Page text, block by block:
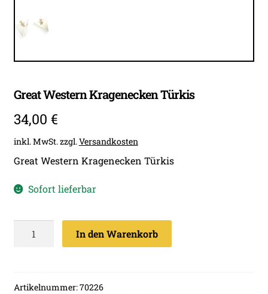
Great Western Kragenecken Türkis
34,00 €
inkl. MwSt.zzgl.Versandkosten
Great Western Kragenecken Türkis
Sofort lieferbar
Western
Menge
In den Warenkorb
Artikelnummer:70226